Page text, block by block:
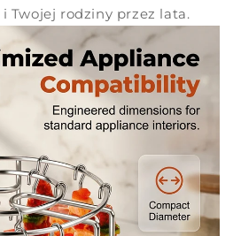
Twojej rodziny przez lata.